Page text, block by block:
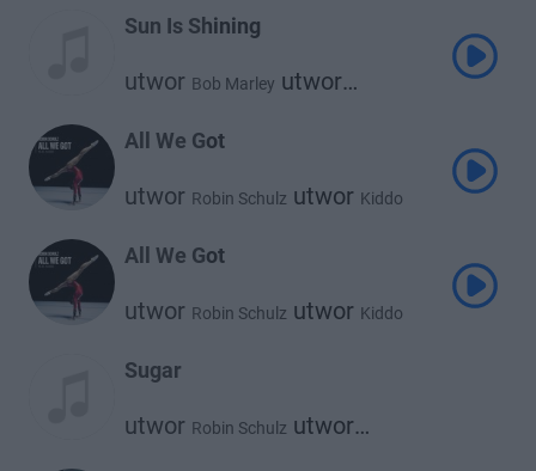
Sun Is Shining
utwor Bob Marley utwor
All We Got
utwor Robin Schulz utwor Kiddo
All We Got
utwor Robin Schulz utwor Kiddo
Sugar
utwor Robin Schulz utwor